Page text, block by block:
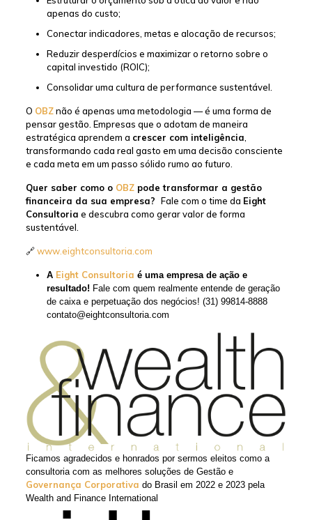
apenas do custo;
Conectar indicadores, metas e alocação de recursos;
Reduzir desperdícios e maximizar o retorno sobre o
capital investido (ROIC);
Consolidar uma cultura de performance sustentável.
O OBZnão é apenas uma metodologia — é uma forma de
pensar gestão. Empresas que o adotam de maneira
estratégica aprendem a crescer com inteligência
transformando cada real gasto em uma decisão consciente
e cada meta em um passo sólido rumo ao futuro.
Quer saber como o OBZpode transformar a gestão
financeira da sua empresa? Fale com o time da Eight
Consultoria e descubra como gerar valor de forma
sustentável.
🔗www.eightconsultoria.com
A Eight Consultoria é uma empresa de ação e
resultado! Fale com quem realmente entende de geração
de caixa e perpetuação dos negócios! (31) 99814-8888
contato@eightconsultoria.com
Ficamos agradecidos e honrados por sermos eleitos como a
consultoria com as melhores soluções de Gestão e
Governança Corporativa do Brasil em 2022 e 2023 pela
Wealth and Finance International